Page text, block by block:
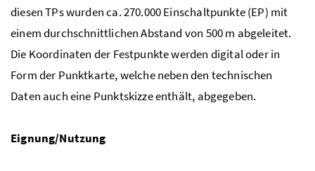
diesen TPs wurden ca. 270.000 Einschaltpunkte (EP) mit
einem durchschnittlichen Abstand von 500 m abgeleitet.
Die Koordinaten der Festpunkte werden digital oder in
Form der Punktkarte, welche neben den technischen
Daten auch eine Punktskizze enthält, abgegeben.
Eignung/Nutzung